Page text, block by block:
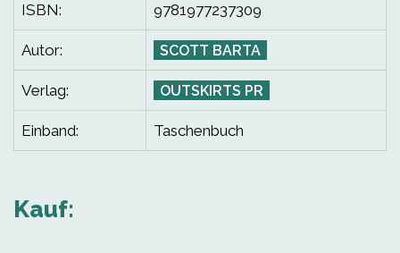
ISBN: 9781977237309
Autor: SCOTT BARTA
Verlag: OUTSKIRTS PR
Einband: Taschenbuch
Kauf: